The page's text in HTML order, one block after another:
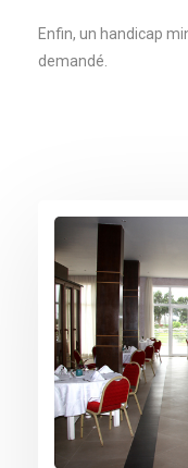
Enfin, un handicap
demandé.